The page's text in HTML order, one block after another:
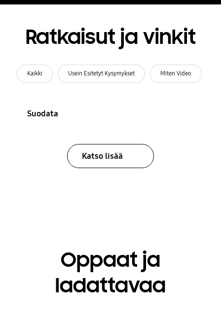
Ratkaisut ja vinkit
Kaikki Usein Esitetyt Kysymykset Miten Video
Suodata
Katso lisää
Oppaat ja
ladattavaa